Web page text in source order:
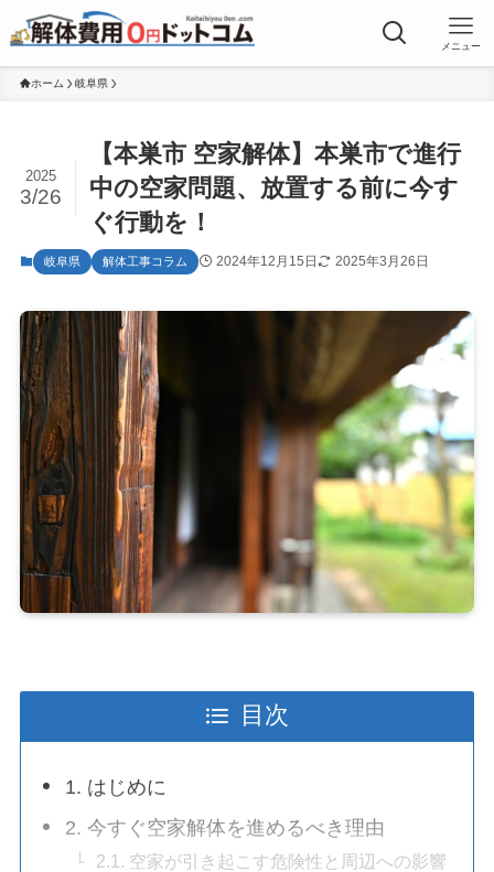
メニュー
ホーム 岐阜県
【本巣市 空家解体】本巣市で進行
中の空家問題、放置する前に今す
ぐ行動を！
2025
3/26
岐阜県 解体工事コラム 2024年12月15日 2025年3月26日
目次
1. はじめに
2. 今すぐ空家解体を進めるべき理由
2.1. 空家が引き起こす危険性と周辺への影響